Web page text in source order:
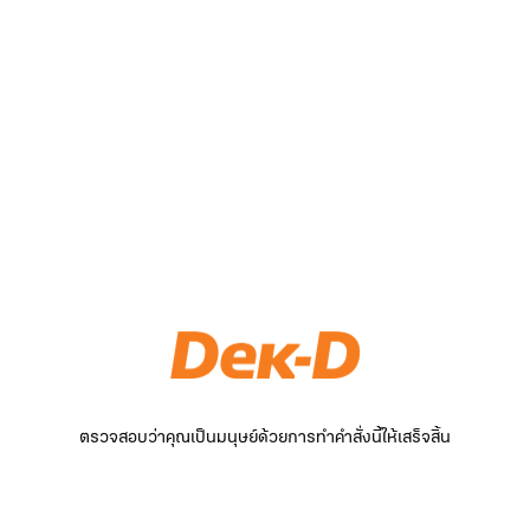
ตรวจสอบว่าคุณเป็นมนุษย์ด้วยการทำคำสั่งนี้ให้เสร็จสิ้น